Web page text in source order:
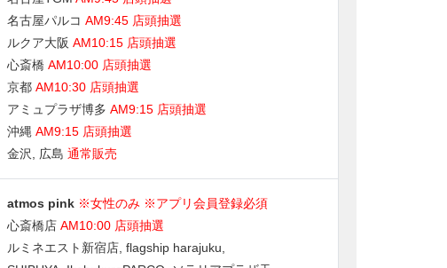
名古屋パルコ AM9:45 店頭抽選
ルクア大阪 AM10:15 店頭抽選
心斎橋 AM10:00 店頭抽選
京都 AM10:30 店頭抽選
アミュプラザ博多 AM9:15 店頭抽選
沖縄 AM9:15 店頭抽選
金沢, 広島 通常販売
atmos pink ※女性のみ ※アプリ会員登録必須
心斎橋店 AM10:00 店頭抽選
ルミネエスト新宿店, flagship harajuku,